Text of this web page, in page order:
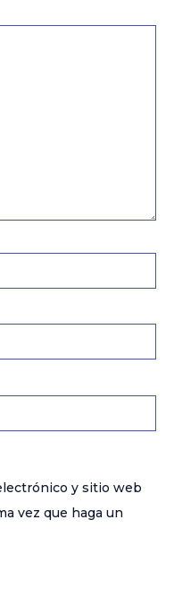
y sitio web
vez que haga un